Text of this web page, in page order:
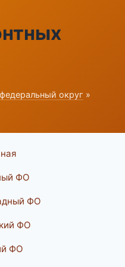
округ »
ФО
ФО
ФО
ФО